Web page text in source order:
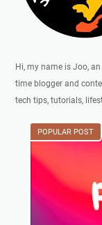
Hi, my name is Joo,
time blogger and
tech tips, tutorials,
POPULAR POST